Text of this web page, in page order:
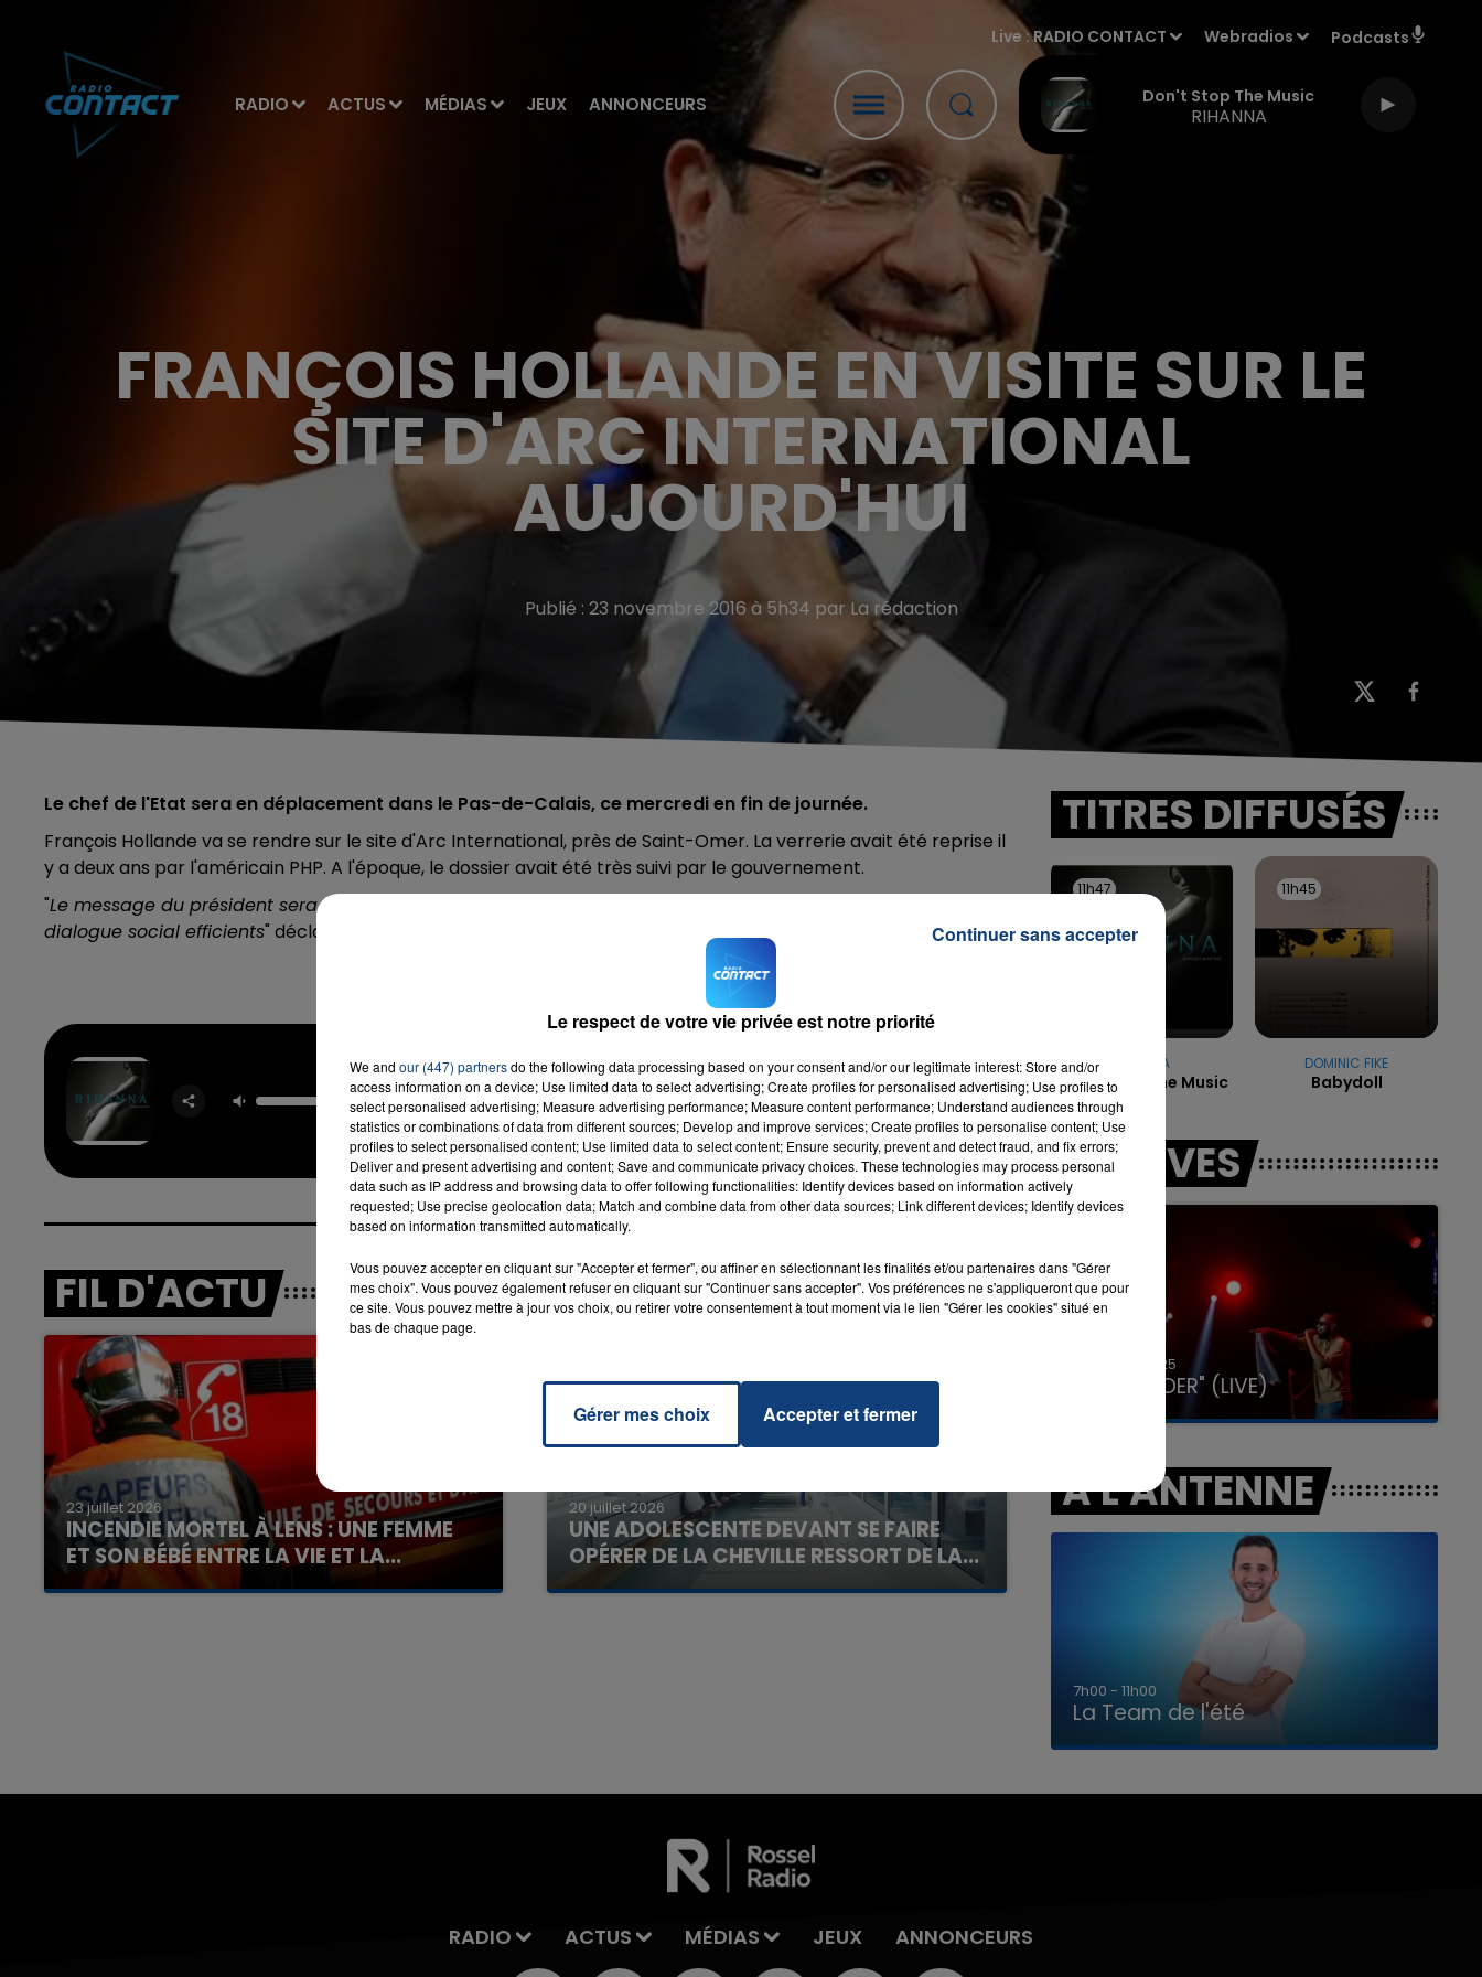
RADIO ACTUS MÉDIAS JEUX ANNONCEURS
Live :RADIO CONTACT Webradios Podcasts
Don't Stop The Music
RIHANNA
7h00 - 11h00
LA TEAM DE L'ÉTÉ
FRANÇOIS HOLLANDE EN VISITE SUR LE
SITE D'ARC INTERNATIONAL
AUJOURD'HUI
Publié : 23 novembre 2016 à 5h34 par La rédaction
Le chef de l'Etat sera en déplacement dans le Pas-de-Calais, ce mercredi en fin de journée.
François Hollande va se rendre sur le site d'Arc International, près de Saint-Omer. La verrerie avait été reprise il
y a deux ans par l'américain PHP. A l'époque, le dossier avait été très suivi par le gouvernement.
"Le message du président sera celui du redressement industriel qui passe par un État actionnaire et un
dialogue social efficients" déclare l'Elysée.
Don't Stop The
Music
RIHANNA
RADIO CONTACT
FIL D'ACTU
23 juillet 2026
INCENDIE MORTEL À LENS : UNE FEMME
ET SON BÉBÉ ENTRE LA VIE ET LA...
Un homme s'est immolé par le feu après avoir
20 juillet 2026
UNE ADOLESCENTE DEVANT SE FAIRE
OPÉRER DE LA CHEVILLE RESSORT DE LA...
La famille a porté plainte contre la clinique qui a
TITRES DIFFUSÉS
11h47
11h47
RIHANNA
Don't Stop The Music
11h45
11h45
DOMINIC FIKE
Babydoll
LES LIVES
31 janvier 2025
GIMS "SPIDER" (LIVE)
A L'ANTENNE
7h00 - 11h00
La Team de l'été
RADIO ACTUS MÉDIAS JEUX ANNONCEURS
Le respect de votre vie privée est notre priorité
We and our (447) partnersdo the following data processing based on your consent and/or our legitimate interest: Store and/or
access information on a device; Use limited data to select advertising; Create profiles for personalised advertising; Use profiles to
select personalised advertising; Measure advertising performance; Measure content performance; Understand audiences through
statistics or combinations of data from different sources; Develop and improve services; Create profiles to personalise content; Use
profiles to select personalised content; Use limited data to select content; Ensure security, prevent and detect fraud, and fix errors;
Deliver and present advertising and content; Save and communicate privacy choices. These technologies may process personal
data such as IP address and browsing data to offer following functionalities: Identify devices based on information actively
requested; Use precise geolocation data; Match and combine data from other data sources; Link different devices; Identify devices
based on information transmitted automatically.
Vous pouvez accepter en cliquant sur "Accepter et fermer", ou affiner en sélectionnant les finalités et/ou partenaires dans "Gérer
mes choix". Vous pouvez également refuser en cliquant sur "Continuer sans accepter". Vos préférences ne s'appliqueront que pour
ce site. Vous pouvez mettre à jour vos choix, ou retirer votre consentement à tout moment via le lien "Gérer les cookies" situé en
bas de chaque page.
Gérer mes choix Accepter et fermer
Continuer sans accepter